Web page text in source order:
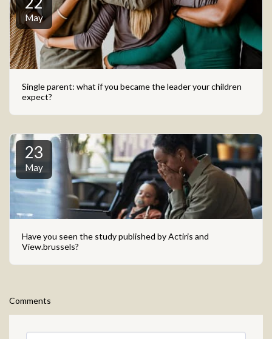
May
Single parent: what if you became the leader your children
expect?
23
May
Have you seen the study published by Actiris and
View.brussels?
Comments